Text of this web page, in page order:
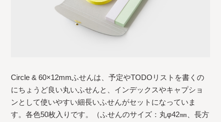
Circle & 60×12mmふせんは、予定やTODOリストを書くの
にちょうど良い丸いふせんと、インデックスやキャプショ
ンとして使いやすい細長いふせんがセットになっていま
す。各色50枚入りです。（ふせんのサイズ：丸φ42㎜、長方